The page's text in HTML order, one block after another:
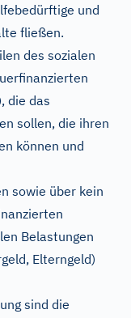
und
fließen.
des sozialen
die das
sollen, die ihren
können und
sowie über kein
Belastungen
Elterngeld)
sind die